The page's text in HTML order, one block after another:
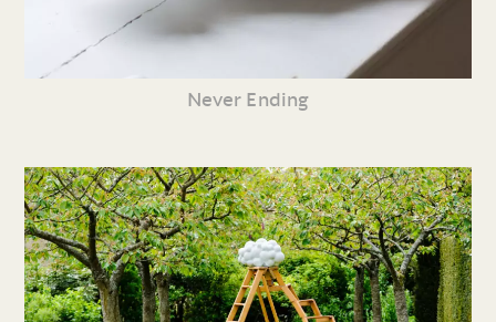
Never Ending